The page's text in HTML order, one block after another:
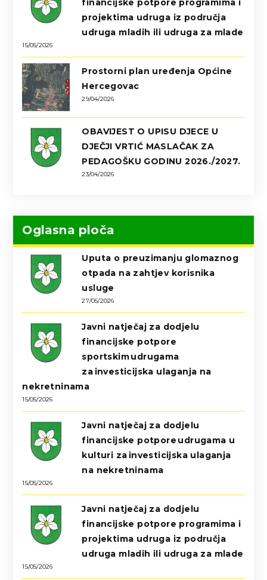
financijske potpore programima i
projektima udruga iz područja
udruga mladih ili udruga za mlade
15/05/2026
Prostorni plan uređenja Općine
Hercegovac
29/04/2026
OBAVIJEST O UPISU DJECE U
DJEČJI VRTIĆ MASLAČAK ZA
PEDAGOŠKU GODINU 2026./2027.
23/04/2026
Oglasna ploča
Uputa o preuzimanju glomaznog
otpada na zahtjev korisnika
usluge
27/05/2026
Javni natječaj za dodjelu
financijske potpore
sportskim udrugama
za investicijska ulaganja na
nekretninama
15/05/2026
Javni natječaj za dodjelu
financijske potpore udrugama u
kulturi za investicijska ulaganja
na nekretninama
15/05/2026
Javni natječaj za dodjelu
financijske potpore programima i
projektima udruga iz područja
udruga mladih ili udruga za mlade
15/05/2026